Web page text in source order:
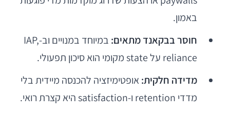
באמון.
חוסר בבקאנד מתאים:
במיוחד במנויים וב-IAP,
reliance על state מקומי הוא סיכון תפעולי.
מדידה חלקית:אופטימיזציה להכנסה מיידית בלי
מדדי retention ו-satisfaction היא קצרת רואי.